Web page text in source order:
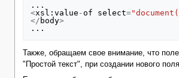
...
<xsl :value -of select=
</ body>
...
Также, обращаем свое внимание, что
"Простой текст", при создании нового